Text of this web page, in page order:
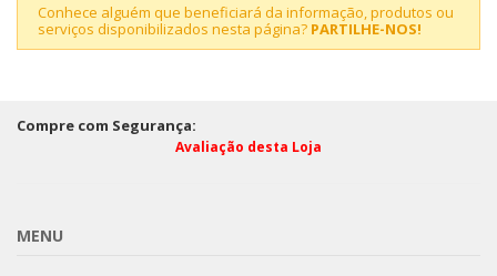
Conhece alguém que beneficiará da informação, produtos ou
serviços disponibilizados nesta página? PARTILHE-NOS!
Compre com Segurança:
Avaliação desta Loja
MENU